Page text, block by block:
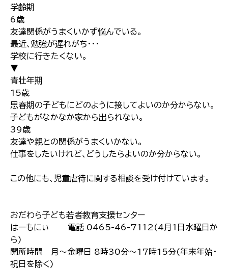
学齢期
6歳
友達関係がうまくいかず悩んでいる｡
最近､勉強が遅れがち･･･
学校に行きたくない｡
▼
青壮年期
15歳
思春期の子どもにどのように接してよいのか分からない｡
子どもがなかなか家から出られない｡
39歳
友達や親との関係がうまくいかない｡
仕事をしたいけれど､どうしたらよいのか分からない｡
この他にも､児童虐待に関する相談を受け付けています｡
おだわら子ども若者教育支援センター
はーもにぃ 電話 0465-46-7112(4月1日水曜日か
ら)
開所時間 月～金曜日 8時30分～17時15分(年末年始･
祝日を除く)